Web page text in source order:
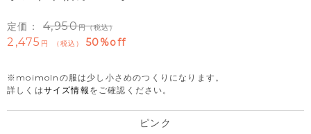
定価： 4,950 （税込）
2,475 税込 50%off
※moimolnの服は少し小さめのつくりになります。
詳しくはサイズ情報 をご確認ください。
ピンク